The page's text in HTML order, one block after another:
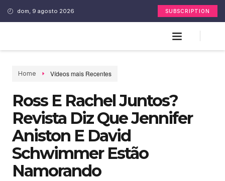
dom, 9 agosto 2026 SUBSCRIPTION
Home Vídeos mais Recentes
Ross E Rachel Juntos?
Revista Diz Que Jennifer
Aniston E David
Schwimmer Estão
Namorando